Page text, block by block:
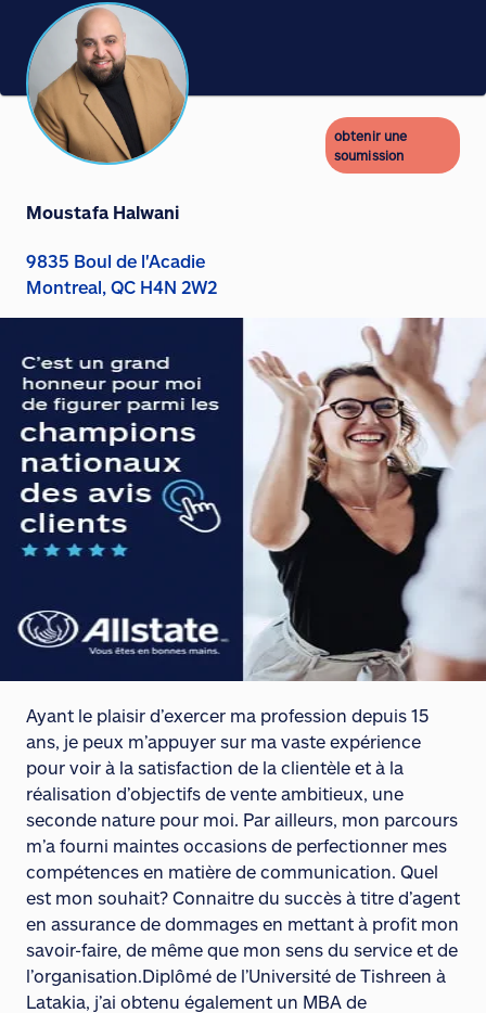
obtenir une
soumission
Moustafa Halwani
9835 Boul de l'Acadie
Montreal, QC H4N 2W2
Ayant le plaisir d’exercer ma profession depuis 15
ans, je peux m’appuyer sur ma vaste expérience
pour voir à la satisfaction de la clientèle et à la
réalisation d’objectifs de vente ambitieux, une
seconde nature pour moi. Par ailleurs, mon parcours
m’a fourni maintes occasions de perfectionner mes
compétences en matière de communication. Quel
est mon souhait? Connaitre du succès à titre d’agent
en assurance de dommages en mettant à profit mon
savoir-faire, de même que mon sens du service et de
l’organisation.Diplômé de l’Université de Tishreen à
Latakia, j’ai obtenu également un MBA de